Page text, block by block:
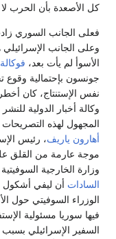
كل الأصعدة بأن الحرب
فعلى الجانب السوري
وعلى الجانب
الأسوأ لم يأت بعد،
جونسون بإحتمالية
نفس الإستنتاج، كان أخطر
المجهول لهذه
أهارون ياريف، رئيس
وزارة الخارجية
السادات أن ليفي أشكول
الوزراء السوفيتي حول
فيها سوريا مسئولية
السفير الإسرائيلي